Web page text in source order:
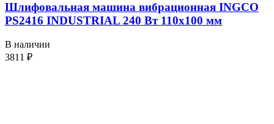
Шлифовальная машина вибрационная INGCO
PS2416 INDUSTRIAL 240 Вт 110х100 мм
В наличии
3811 ₽